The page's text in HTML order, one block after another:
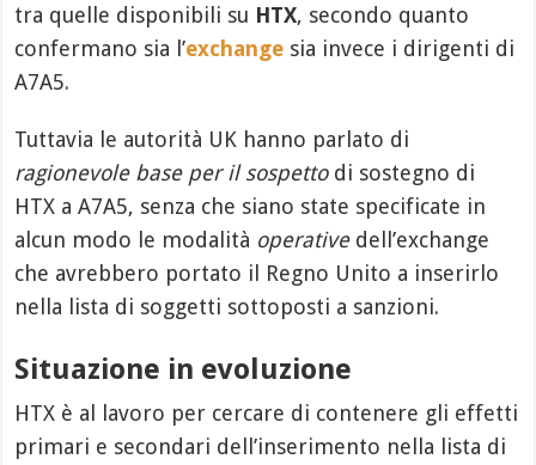
tra quelle disponibili su HTX, secondo quanto
confermano sia l’exchange sia invece i dirigenti di
A7A5.
Tuttavia le autorità UK hanno parlato di
ragionevole base per il sospettodi sostegno di
HTX a A7A5, senza che siano state specificate in
alcun modo le modalità operativedell’exchange
che avrebbero portato il Regno Unito a inserirlo
nella lista di soggetti sottoposti a sanzioni.
Situazione in evoluzione
HTX è al lavoro per cercare di contenere gli effetti
primari e secondari dell’inserimento nella lista di